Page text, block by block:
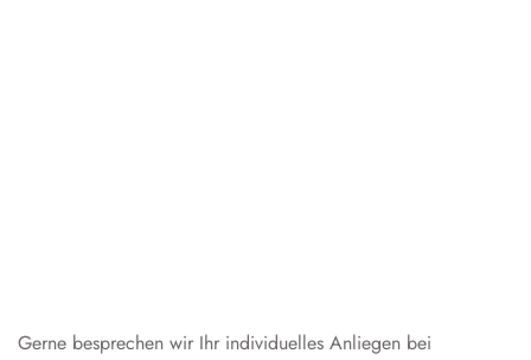
Gerne besprechen wir Ihr individuelles Anliegen bei